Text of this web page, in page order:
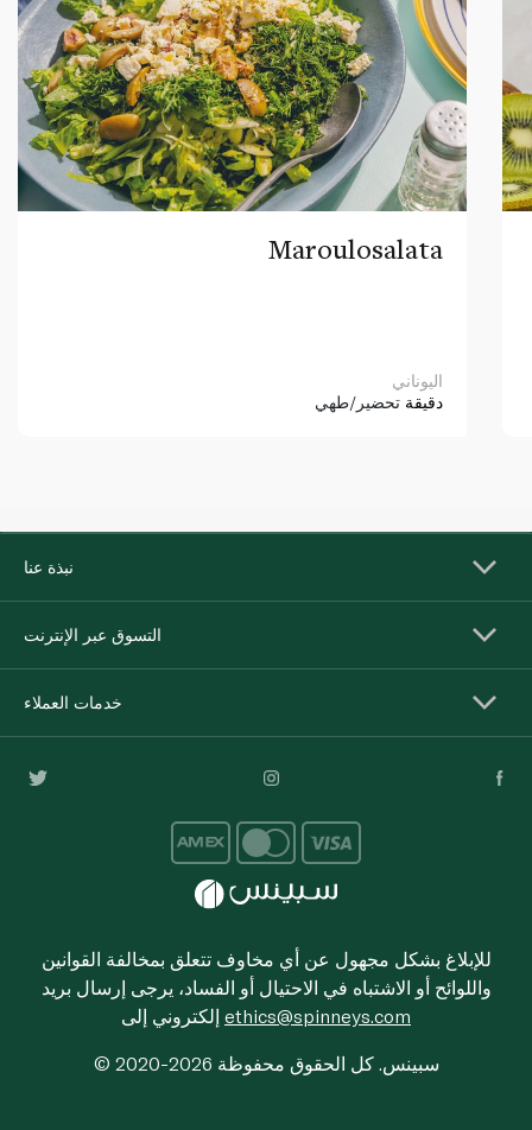
Maroulosalata
اليوناني
دقيقة تحضير/طهي
نبذة عنا
التسوق عبر الإنترنت
خدمات العملاء
للإبلاغ بشكل مجهول عن أي مخاوف تتعلق بمخالفة القوانين
واللوائح أو الاشتباه في الاحتيال أو الفساد، يرجى إرسال بريد
ethics@spinneys.com
© 2020-2026 سبينس. كل الحقوق محفوظة